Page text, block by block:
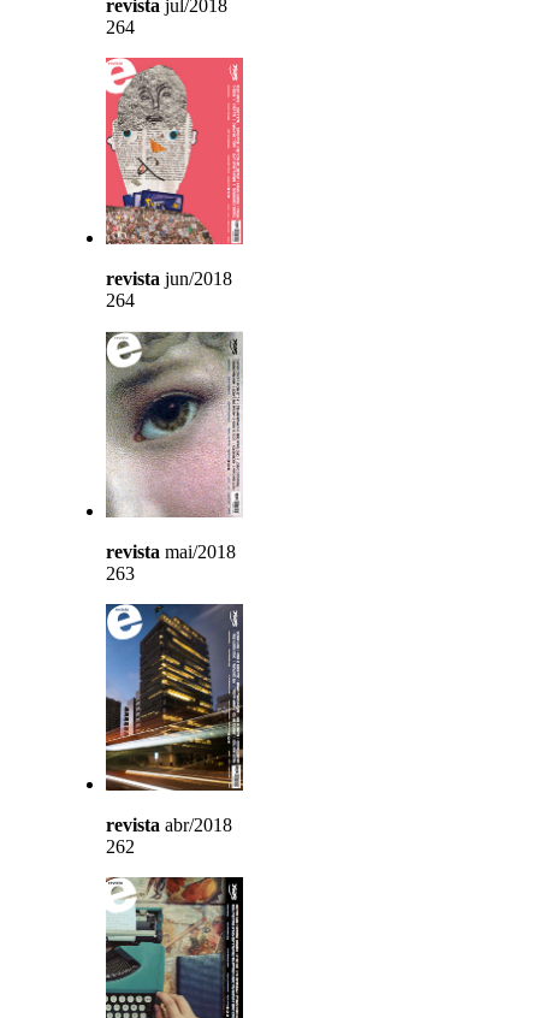
revista jul/2018
264
revista jun/2018
264
revista mai/2018
263
revista abr/2018
262